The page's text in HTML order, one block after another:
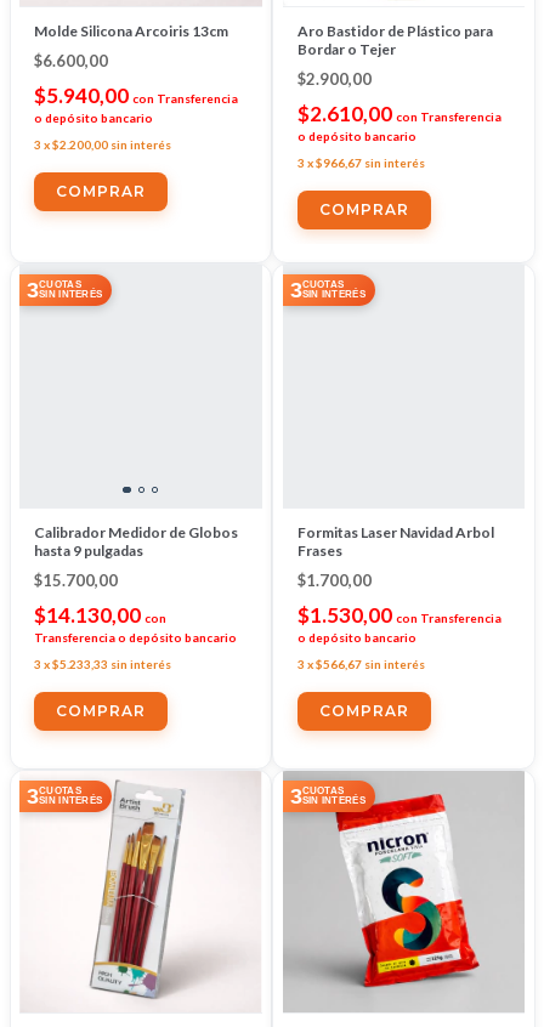
Molde Silicona Arcoiris 13cm
$6.600,00
$5.940,00 con Transferencia
o depósito bancario
3 x$2.200,00 sin interés
Aro Bastidor de Plástico para
Bordar o Tejer
$2.900,00
$2.610,00 con Transferencia
o depósito bancario
3 x$966,67 sin interés
COMPRAR
3CUOTAS
SIN INTERÉS
Calibrador Medidor de Globos
hasta 9 pulgadas
$15.700,00
$14.130,00 con
Transferencia o depósito bancario
3 x$5.233,33 sin interés
3CUOTAS
SIN INTERÉS
Formitas Laser Navidad Arbol
Frases
$1.700,00
$1.530,00 con Transferencia
o depósito bancario
3 x$566,67 sin interés
3CUOTAS
SIN INTERÉS
3CUOTAS
SIN INTERÉS